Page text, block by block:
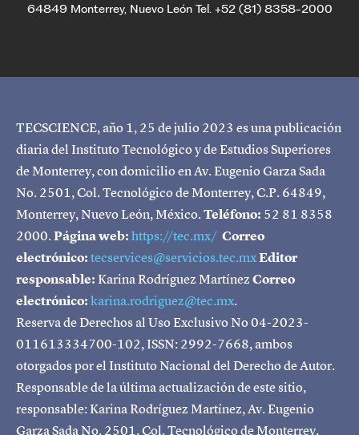
64849 Monterrey, Nuevo León Tel. +52 (81) 8358-2000
TECSCIENCE, año 1, 25 de julio 2023 es una publicación
diaria del Instituto Tecnológico y de Estudios Superiores
de Monterrey, con domicilio en Av. Eugenio Garza Sada
No. 2501, Col. Tecnológico de Monterrey, C.P. 64849,
Monterrey, Nuevo León, México.Teléfono: 52 81 8358
2000.Página web:https://tec.mx/ Correo
electrónico:tecservices@servicios.tec.mxEditor
responsable:Karina Rodríguez MartínezCorreo
electrónico:karina.rodriguez@tec.mx.
Reserva de Derechos al Uso Exclusivo No 04-2023-
011613334700-102, ISSN: 2992-7668, ambos
otorgados por el Instituto Nacional del Derecho de Autor.
Responsable de la última actualización de este sitio,
responsable: Karina Rodríguez Martínez, Av. Eugenio
Garza Sada No. 2501, Col. Tecnológico de Monterrey,